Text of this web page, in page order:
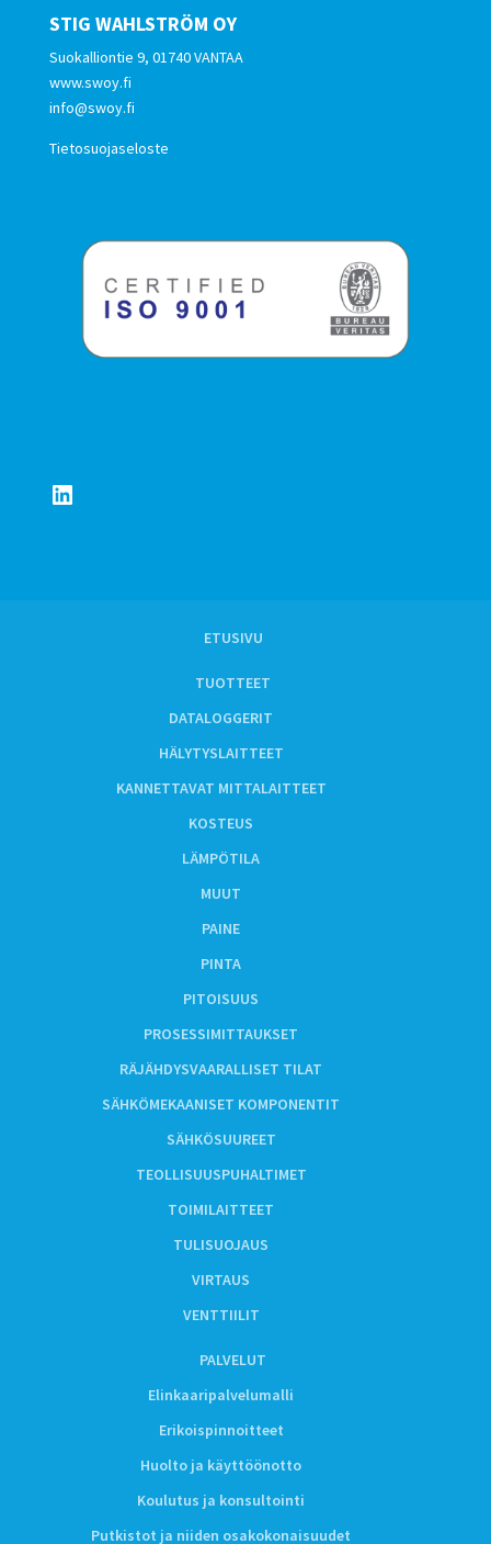
STIG WAHLSTRÖM OY
Suokalliontie 9, 01740 VANTAA
www.swoy.fi
info@swoy.fi
Tietosuojaseloste
LinkedIn
ETUSIVU
TUOTTEET
DATALOGGERIT
HÄLYTYSLAITTEET
KANNETTAVAT MITTALAITTEET
KOSTEUS
LÄMPÖTILA
MUUT
PAINE
PINTA
PITOISUUS
PROSESSIMITTAUKSET
RÄJÄHDYSVAARALLISET TILAT
SÄHKÖMEKAANISET KOMPONENTIT
SÄHKÖSUUREET
TEOLLISUUSPUHALTIMET
TOIMILAITTEET
TULISUOJAUS
VIRTAUS
VENTTIILIT
PALVELUT
Elinkaaripalvelumalli
Erikoispinnoitteet
Huolto ja käyttöönotto
Koulutus ja konsultointi
Putkistot ja niiden osakokonaisuudet